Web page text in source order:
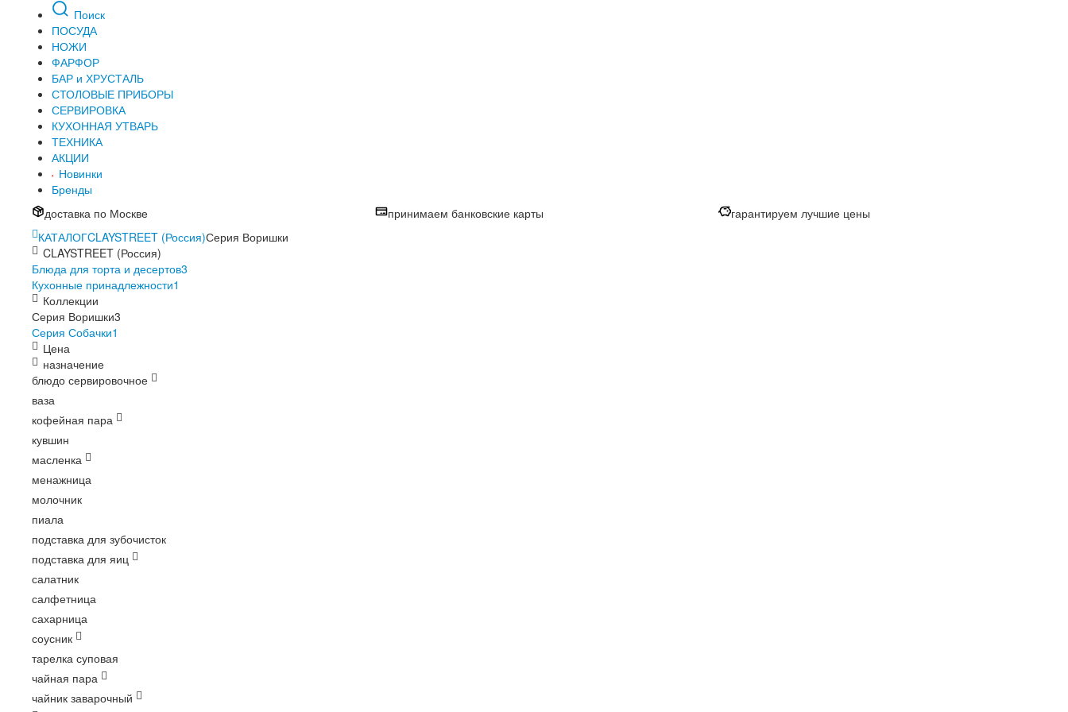
Поиск
ПОСУДА
НОЖИ
ФАРФОР
БАР и ХРУСТАЛЬ
СТОЛОВЫЕ ПРИБОРЫ
СЕРВИРОВКА
КУХОННАЯ УТВАРЬ
ТЕХНИКА
АКЦИИ
Новинки
Бренды
доставка по Москве
принимаем банковские карты
гарантируем лучшие цены
КАТАЛОГCLAYSTREET (Россия)Серия Воришки
CLAYSTREET (Россия)
Блюда для торта и десертов3
Кухонные принадлежности1
Коллекции
Серия Воришки3
Серия Собачки1
Цена
назначение
блюдо сервировочное
ваза
кофейная пара
кувшин
масленка
менажница
молочник
пиала
подставка для зубочисток
подставка для яиц
салатник
салфетница
сахарница
соусник
тарелка суповая
чайная пара
чайник заварочный